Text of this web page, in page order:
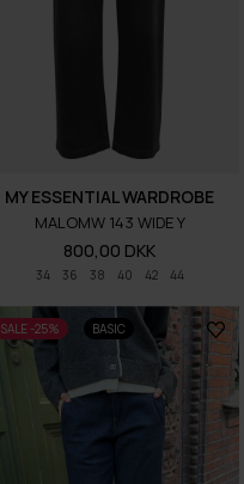
34 36 38 40 42 44
MY ESSENTIAL WARDROBE
MALOMW 143 WIDE Y
800,00 DKK
SALE -25% BASIC